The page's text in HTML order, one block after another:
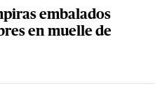
embalados
en muelle de